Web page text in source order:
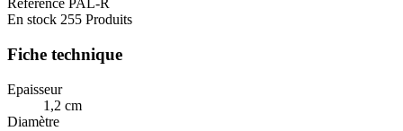
Référence PAL-R
En stock 255 Produits
Fiche technique
Epaisseur
1,2 cm
Diamètre